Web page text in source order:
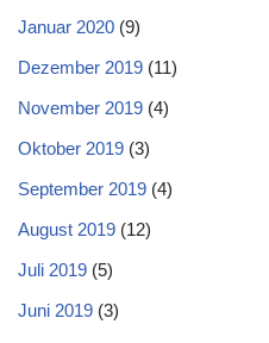
Januar 2020 (9)
Dezember 2019 (11)
November 2019 (4)
Oktober 2019 (3)
September 2019 (4)
August 2019 (12)
Juli 2019 (5)
Juni 2019 (3)